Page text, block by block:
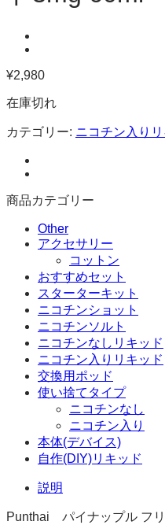
¥2,980
在庫切れ
カテゴリー: ニコチン入り
商品カテゴリー
Other
アクセサリー
コットン
おすすめセット
スターターキット
ニコチンショット
ニコチンソルト
ニコチンなしリキッド
ニコチン入りリキッド
交換用ポッド
使い捨てタイプ
ニコチンなし
ニコチン入り
本体(デバイス)
自作(DIY)リキッド
説明
Punthai パイナップル フ